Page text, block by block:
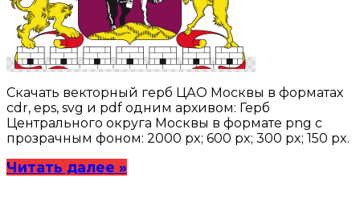
Скачать векторный герб ЦАО Москвы в форматах
cdr, eps, svg и pdf одним архивом: Герб
Центрального округа Москвы в формате png с
прозрачным фоном: 2000 px; 600 px; 300 px; 150 px.
Читать далее »